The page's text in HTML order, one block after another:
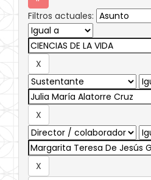
Filtros actuales: